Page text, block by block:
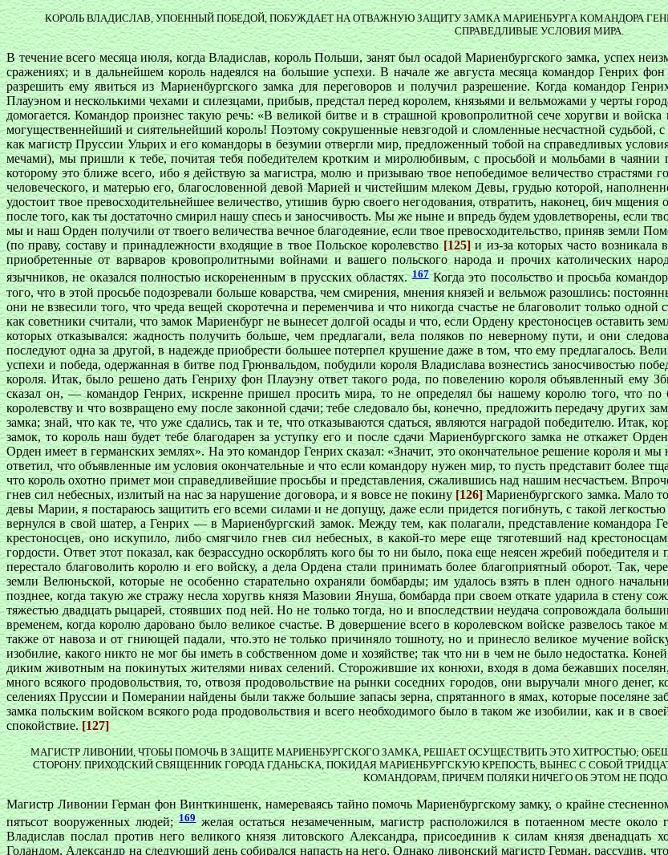
КОРОЛЬ ВЛАДИСЛАВ, УПОЕННЫЙ ПОБЕДОЙ, ПОБУЖДАЕТ НА ОТВАЖНУЮ ЗАЩИТУ ЗАМКА МАРИЕНБУРГА КОМАНДОРА
СПРАВЕДЛИВЫЕ УСЛОВИЯ МИРА.
В течение всего месяца июля, когда Владислав, король Польши, занят был осадой Мариенбургского замка, успех
сражениях; и в дальнейшем король надеялся на большие успехи. В начале же августа месяца командор Генрих
разрешить ему явиться из Мариенбургского замка для переговоров и получил разрешение. Когда командор
Плауэном и несколькими чехами и силезцами, прибыв, предстал перед королем, князьями и вельможами у черты
домогается. Командор произнес такую речь: «В великой битве и в страшной кровопролитной сече хоругви и
могущественнейший и сиятельнейший король! Поэтому сокрушенные невзгодой и сломленные несчастной судьбой,
как магистр Пруссии Ульрих и его командоры в безумии отвергли мир, предложенный тобой на справедливых
мечами), мы пришли к тебе, почитая тебя победителем кротким и миролюбивым, с просьбой и мольбами в чаянии
которому это ближе всего, ибо я действую за магистра, молю и призываю твое непобедимое величество страстями
человеческого, и матерью его, благословенной девой Марией и чистейшим млеком Девы, грудью которой,
удостоит твое превосходительнейшее величество, утишив бурю своего негодования, отвратить, наконец, бич
после того, как ты достаточно смирил нашу спесь и заносчивость. Мы же ныне и впредь будем удовлетворены, если
мы и наш Орден получили от твоего величества вечное благодеяние, если твое превосходительство, приняв земли
(по праву, составу и принадлежности входящие в твое Польское королевство[125]и из-за которых часто
приобретенные от варваров кровопролитными войнами и вашего польского народа и прочих католических
язычников, не оказался полностью искорененным в прусских областях.167Когда это посольство и просьба
того, что в этой просьбе подозревали больше коварства, чем смирения, мнения князей и вельмож разошлись:
они не взвесили того, что чреда вещей скоротечна и переменчива и что никогда счастье не благоволит только
как советники считали, что замок Мариенбург не вынесет долгой осады и что, если Ордену крестоносцев оставить
которых отказывался: жадность получить больше, чем предлагали, вела поляков по неверному пути, и они
последуют одна за другой, в надежде приобрести большее потерпел крушение даже в том, что ему предлагалось.
успехи и победа, одержанная в битве под Грюнвальдом, побудили короля Владислава вознестись заносчивостью
короля. Итак, было решено дать Генриху фон Плауэну ответ такого рода, по повелению короля объявленный ему
сказал он, — командор Генрих, искренне пришел просить мира, то не определял бы нашему королю того, что по
королевству и что возвращено ему после законной сдачи; тебе следовало бы, конечно, предложить передачу других
замка; знай, что как те, что уже сдались, так и те, что отказываются сдаться, являются наградой победителю.
замок, то король наш будет тебе благодарен за уступку его и после сдачи Мариенбургского замка не откажет
Орден имеет в германских землях». На это командор Генрих сказал: «Значит, это окончательное решение короля и
ответил, что объявленные им условия окончательные и что если командору нужен мир, то пусть представит более
что король охотно примет мои справедливейшие просьбы и представления, сжалившись над нашим несчастьем.
гнев сил небесных, излитый на нас за нарушение договора, и я вовсе не покину[126]Мариенбургского замка. Мало
девы Марии, я постараюсь защитить его всеми силами и не допущу, даже если придется погибнуть, с такой
вернулся в свой шатер, а Генрих — в Мариенбургский замок. Между тем, как полагали, представление командора
крестоносцев, оно искупило, либо смягчило гнев сил небесных, в какой-то мере еще тяготевший над
гордости. Ответ этот показал, как безрассудно оскорблять кого бы то ни было, пока еще неясен жребий победителя
перестало благоволить королю и его войску, а дела Ордена стали принимать более благоприятный оборот. Так,
земли Велюньской, которые не особенно старательно охраняли бомбарды; им удалось взять в плен одного
позднее, когда такую же стражу несла хоругвь князя Мазовии Януша, бомбарда при своем откате ударила в стену
тяжестью двадцать рыцарей, стоявших под ней. Но не только тогда, но и впоследствии неудача сопровождала
временем, когда королю даровано было великое счастье. В довершение всего в королевском войске развелось
также от навоза и от гниющей падали, что.это не только причиняло тошноту, но и принесло великое мучение
изобилие, какого никто не мог бы иметь в собственном доме и хозяйстве; так что ни в чем не было недостатка.
диким животным на покинутых жителями нивах селений. Сторожившие их конюхи, входя в дома бежавших
много всякого продовольствия, то, отвозя продовольствие на рынки соседних городов, они выручали много
селениях Пруссии и Померании найдены были также большие запасы зерна, спрятанного в ямах, которые поселяне
замка польским войском всякого рода продовольствия и всего необходимого было в таком же изобилии, как и в
спокойствие.[127]
МАГИСТР ЛИВОНИИ, ЧТОБЫ ПОМОЧЬ В ЗАЩИТЕ МАРИЕНБУРГСКОГО ЗАМКА, РЕШАЕТ ОСУЩЕСТВИТЬ ЭТО ХИТРОСТЬЮ;
СТОРОНУ. ПРИХОДСКИЙ СВЯЩЕННИК ГОРОДА ГДАНЬСКА, ПОКИДАЯ МАРИЕНБУРГСКУЮ КРЕПОСТЬ, ВЫНЕС С СОБОЙ
КОМАНДОРАМ, ПРИЧЕМ ПОЛЯКИ НИЧЕГО ОБ ЭТОМ НЕ
Магистр Ливонии Герман фон Винткиншенк, намереваясь тайно помочь Мариенбургскому замку, о крайне
пятьсот вооруженных людей;169желая остаться незамеченным, магистр расположился в потаенном месте
Владислав послал против него великого князя литовского Александра, присоединив к силам князя двенадцать
Голандом, Александр на следующий день собирался напасть на него. Однако ливонский магистр Герман, рассудив,